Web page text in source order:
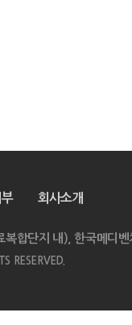
부 회사소개
복합단지 내), 한국메디
RESERVED.